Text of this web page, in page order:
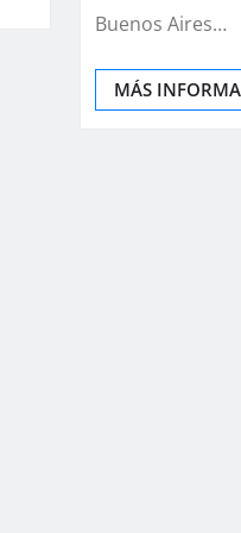
Buenos Aires…
MÁS